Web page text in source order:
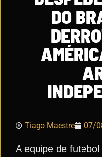
DO
Tiago Maestre 07/
A equipe de